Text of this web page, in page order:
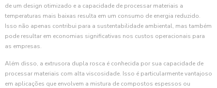
de um design otimizado e a capacidade de processar materiais a
temperaturas mais baixas resulta em um consumo de energia reduzido.
Isso não apenas contribui para a sustentabilidade ambiental, mas também
pode resultar em economias significativas nos custos operacionais para
as empresas.
Além disso, a extrusora dupla rosca é conhecida por sua capacidade de
processar materiais com alta viscosidade. Isso é particularmente vantajoso
em aplicações que envolvem a mistura de compostos espessos ou